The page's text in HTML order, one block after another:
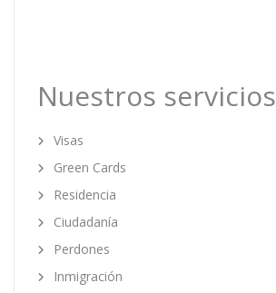
Nuestros servicios
Visas
Green Cards
Residencia
Ciudadanía
Perdones
Inmigración